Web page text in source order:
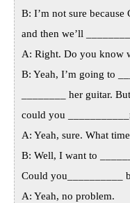
B: I’m not sure
and then we’ll
A: Right. Do you know
B: Yeah, I’m going to
________ her guitar.
could you
A: Yeah, sure. What
B: Well, I want to
Could you__________
A: Yeah, no problem.